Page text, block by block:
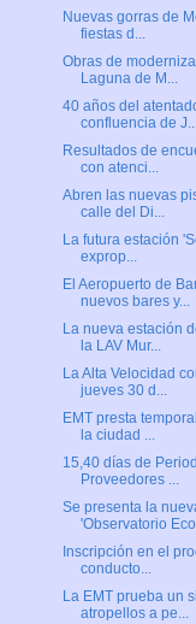
Nuevas gorras de
fiestas d...
Obras de
Laguna de M...
40 años del
confluencia de
Resultados de
con atenci...
Abren las nuevas
calle del Di...
La futura estación
exprop...
El Aeropuerto de
nuevos bares y...
La nueva estación
la LAV Mur...
La Alta Velocidad
jueves 30 d...
EMT presta
la ciudad ...
15,40 días de
Proveedores ...
Se presenta la
'Observatorio
Inscripción en el
conducto...
La EMT prueba un
atropellos a pe...